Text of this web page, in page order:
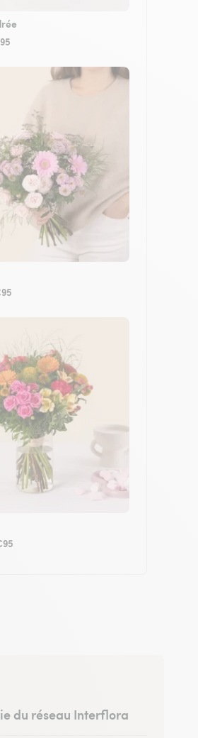
du réseau Interflora